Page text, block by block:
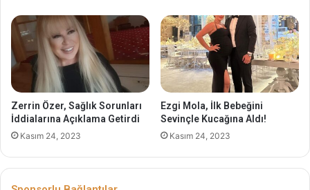
Zerrin Özer, Sağlık Sorunları
İddialarına Açıklama Getirdi
Kasım 24, 2023
Ezgi Mola, İlk Bebeğini
Sevinçle Kucağına Aldı!
Kasım 24, 2023